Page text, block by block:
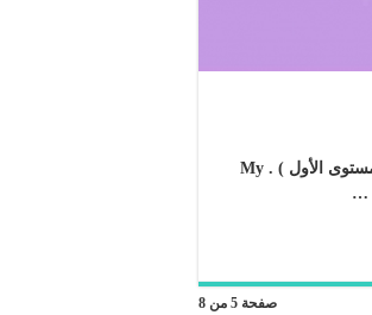
كراسة لغتي التمهيدية الصيفية : للطلاب المقبلين على دراسة الصف الاول الابتدائي ( المستوى الأول ) . My
صفحة 5 من 8